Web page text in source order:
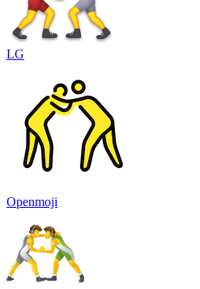
LG
Openmoji